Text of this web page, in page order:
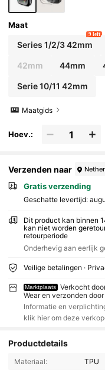
Maat
Series 1/2/3 42mm
9 left
42mm 44mm
Serie 10/11 42mm
Maatgids
Hoev.:
Verzenden naar
Gratis verzending
Geschatte levertijd:
Dit product kan binnen
kan niet worden
retourperiode
Onderhevig aan eerlijk
Veilige betalingen ·
Marktplaats
Verkocht
Wear en verzonden door
Informatie en
klik hier om deze
Productdetails
Materiaal: TPU